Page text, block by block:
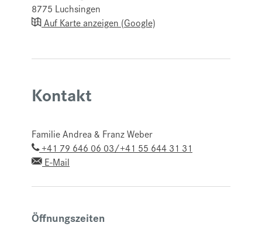
8775 Luchsingen
Auf Karte anzeigen (Google)
Kontakt
Familie Andrea & Franz Weber
+41 79 646 06 03/+41 55 644 31 31
E-Mail
Öffnungszeiten